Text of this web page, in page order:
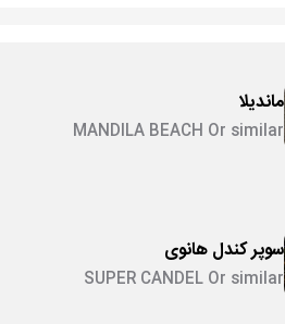
ماندیلا
MANDILA BEACH Or similar
سوپر کندل هانوی
SUPER CANDEL Or similar